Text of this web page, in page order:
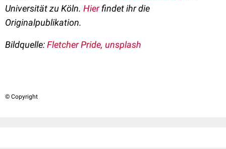
Universität zu Köln. Hierfindet ihr die
Originalpublikation.
Bildquelle:Fletcher Pride, unsplash
© Copyright